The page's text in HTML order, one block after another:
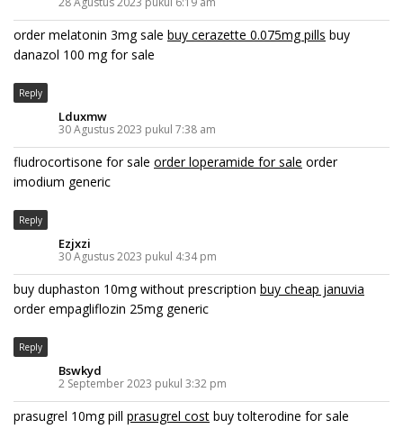
order melatonin 3mg sale buy cerazette 0.075mg pills buy
danazol 100 mg for sale
Reply
Lduxmw
30 Agustus 2023 pukul 7:38 am
fludrocortisone for sale order loperamide for sale order
imodium generic
Reply
Ezjxzi
30 Agustus 2023 pukul 4:34 pm
buy duphaston 10mg without prescription buy cheap januvia
order empagliflozin 25mg generic
Reply
Bswkyd
2 September 2023 pukul 3:32 pm
prasugrel 10mg pill prasugrel cost buy tolterodine for sale